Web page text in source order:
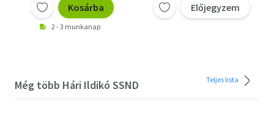
Kosárba
2 - 3 munkanap
Előjegyzem
Még több Hári Ildikó SSND Teljes lista